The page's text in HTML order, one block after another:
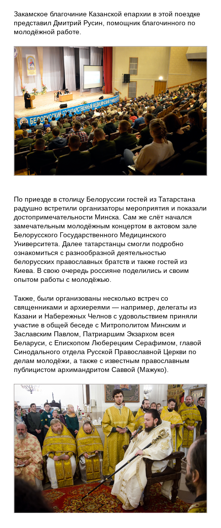
Закамское благочиние Казанской епархии в этой поездке
представил Дмитрий Русин, помощник благочинного по
молодёжной работе.
По приезде в столицу Белоруссии гостей из Татарстана
радушно встретили организаторы мероприятия и показали
достопримечательности Минска. Сам же слёт начался
замечательным молодёжным концертом в актовом зале
Белорусского Государственного Медицинского
Университета. Далее татарстанцы смогли подробно
ознакомиться с разнообразной деятельностью
белорусских православных братств и также гостей из
Киева. В свою очередь россияне поделились и своим
опытом работы с молодёжью.
Также, были организованы несколько встреч со
священниками и архиереями — например, делегаты из
Казани и Набережных Челнов с удовольствием приняли
участие в общей беседе с Митрополитом Минским и
Заславским Павлом, Патриаршим Экзархом всея
Беларуси, с Епископом Люберецким Серафимом, главой
Синодального отдела Русской Православной Церкви по
делам молодёжи, а также с известным православным
публицистом архимандритом Саввой (Мажуко).